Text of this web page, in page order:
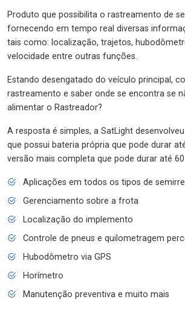
Produto que possibilita o rastreamento de
fornecendo em tempo real diversas
tais como: localização, trajetos,
velocidade entre outras funções.
Estando desengatado do veículo principal,
rastreamento e saber onde se encontra se
alimentar o Rastreador?
A resposta é simples, a SatLight
que possui bateria própria que pode durar
versão mais completa que pode durar até 60
Aplicações em todos os tipos de
Gerenciamento sobre a frota
Localização do implemento
Controle de pneus e quilometragem
Hubodômetro via GPS
Horímetro
Manutenção preventiva e muito mais